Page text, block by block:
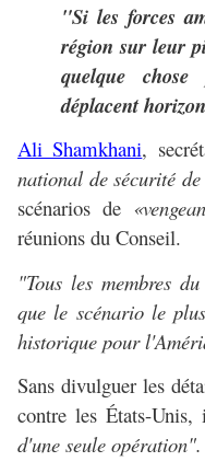
"Si les forces
région sur leur
quelque
déplacent
Ali Shamkhani,
national de sécurité
scénarios de
réunions du Conseil.
"Tous les membres
que le scénario le
historique pour
Sans divulguer les
contre les États-
d'une seule opération".